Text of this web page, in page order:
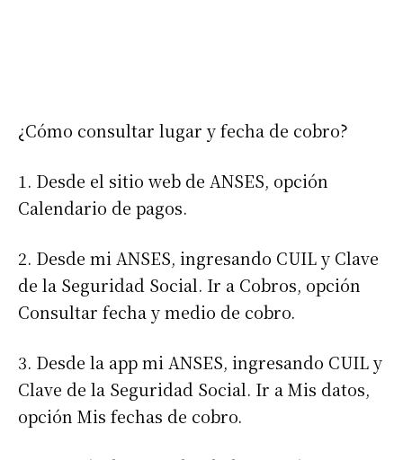
Dirección de correo electrónico
¿Cómo consultar lugar y fecha de cobro?
1. Desde el sitio web de ANSES, opción
Calendario de pagos.
2. Desde mi ANSES, ingresando CUIL y Clave
de la Seguridad Social. Ir a Cobros, opción
Consultar fecha y medio de cobro.
3. Desde la app mi ANSES, ingresando CUIL y
Clave de la Seguridad Social. Ir a Mis datos,
opción Mis fechas de cobro.